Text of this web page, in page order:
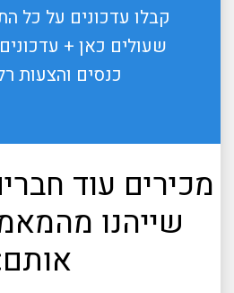
קבלו עדכונים על כל
שעולים כאן +
כנסים והצעות
מכירים עוד
שייהנו